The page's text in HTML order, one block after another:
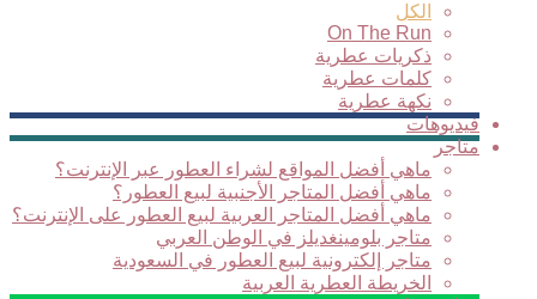
الكل
On The Run
ذكريات عطرية
كلمات عطرية
نكهة عطرية
فيديوهات
متاجر
ماهي أفضل المواقع لشراء العطور عبر الإنترنت؟
ماهي أفضل المتاجر الأجنبية لبيع العطور؟
ماهي أفضل المتاجر العربية لبيع العطور على الإنترنت؟
متاجر بلومينغديلز في الوطن العربي
متاجر إلكترونية لبيع العطور في السعودية
الخريطة العطرية العربية